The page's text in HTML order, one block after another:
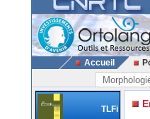
Accueil
TLFi